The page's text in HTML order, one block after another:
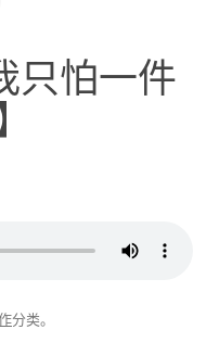
只怕一件
分类。